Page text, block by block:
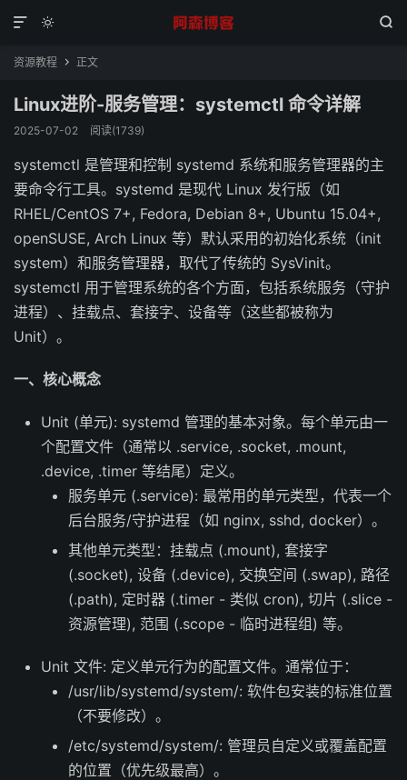
 

资源教程  正文
Linux进阶-服务管理：systemctl 命令详解
2025-07-02 阅读(1739)
systemctl 是管理和控制 systemd 系统和服务管理器的主
要命令行工具。systemd 是现代 Linux 发行版（如
RHEL/CentOS 7+, Fedora, Debian 8+, Ubuntu 15.04+,
openSUSE, Arch Linux 等）默认采用的初始化系统（init
system）和服务管理器，取代了传统的 SysVinit。
systemctl 用于管理系统的各个方面，包括系统服务（守护
进程）、挂载点、套接字、设备等（这些都被称为
Unit）。
一、核心概念
Unit (单元): systemd 管理的基本对象。每个单元由一
个配置文件（通常以 .service, .socket, .mount,
.device, .timer 等结尾）定义。
服务单元 (.service): 最常用的单元类型，代表一个
后台服务/守护进程（如 nginx, sshd, docker）。
其他单元类型：挂载点 (.mount), 套接字
(.socket), 设备 (.device), 交换空间 (.swap), 路径
(.path), 定时器 (.timer - 类似 cron), 切片 (.slice -
资源管理), 范围 (.scope - 临时进程组) 等。
Unit 文件: 定义单元行为的配置文件。通常位于：
/usr/lib/systemd/system/: 软件包安装的标准位置
（不要修改）。
/etc/systemd/system/: 管理员自定义或覆盖配置
的位置（优先级最高）。